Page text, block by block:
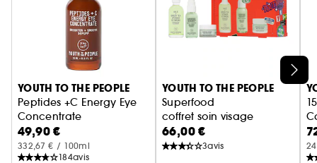
Ignorer le carrousel produits
YOUTH TO THE PEOPLE
Peptides +C Energy Eye
Concentrate
Sérum contour des yeux
49,90 €
332,67 € / 100ml
184avis
YOUTH TO THE PEOPLE
Superfood
coffret soin visage
66,00 €
3avis